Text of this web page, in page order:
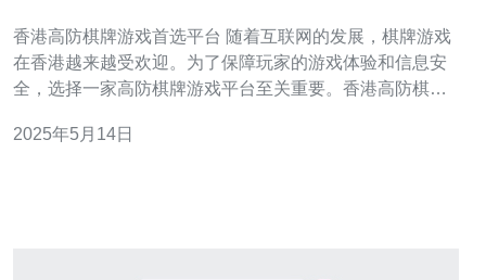
香港高防棋牌游戏首选平台 随着互联网的发展，棋牌游戏
在香港越来越受欢迎。为了保障玩家的游戏体验和信息安
全，选择一家高防棋牌游戏平台至关重要。香港高防棋牌
选平台拥有强大的技术团队和先进的防御系统。无论是游
2025年5月14日